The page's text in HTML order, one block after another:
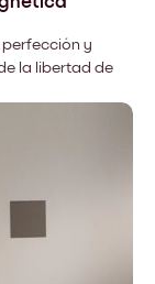
y
la libertad de